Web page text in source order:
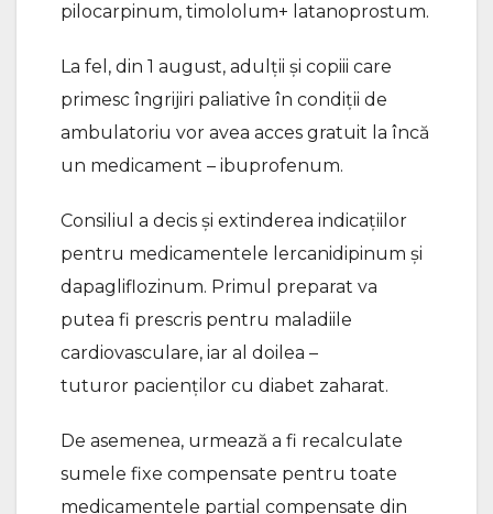
pilocarpinum, timololum+ latanoprostum.
La fel, din 1 august, adulții și copiii care
primesc îngrijiri paliative în condiții de
ambulatoriu vor avea acces gratuit la încă
un medicament – ibuprofenum.
Consiliul a decis și extinderea indicațiilor
pentru medicamentele lercanidipinum și
dapagliflozinum. Primul preparat va
putea fi prescris pentru maladiile
cardiovasculare, iar al doilea –
tuturor pacienților cu diabet zaharat.
De asemenea, urmează a fi recalculate
sumele fixe compensate pentru toate
medicamentele parțial compensate din